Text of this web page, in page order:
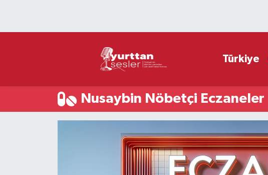
Türkiye
Nusaybin Nöbetçi Eczaneler
Süper Lig Puan Durumu ve Fikstür
Son Dakika Haberleri